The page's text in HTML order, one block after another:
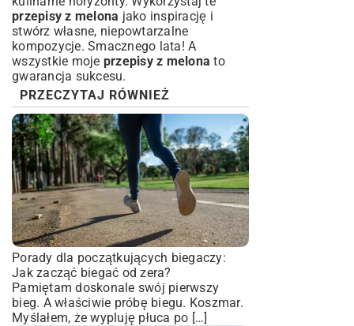
przepisy z melona jako inspirację i
stwórz własne, niepowtarzalne
kompozycje. Smacznego lata! A
wszystkie moje przepisy z melona to
gwarancja sukcesu.
PRZECZYTAJ RÓWNIEŻ
Porady dla początkujących biegaczy:
Jak zacząć biegać od zera?
Pamiętam doskonale swój pierwszy
bieg. A właściwie próbę biegu. Koszmar.
Myślałem, że wypluję płuca po […]